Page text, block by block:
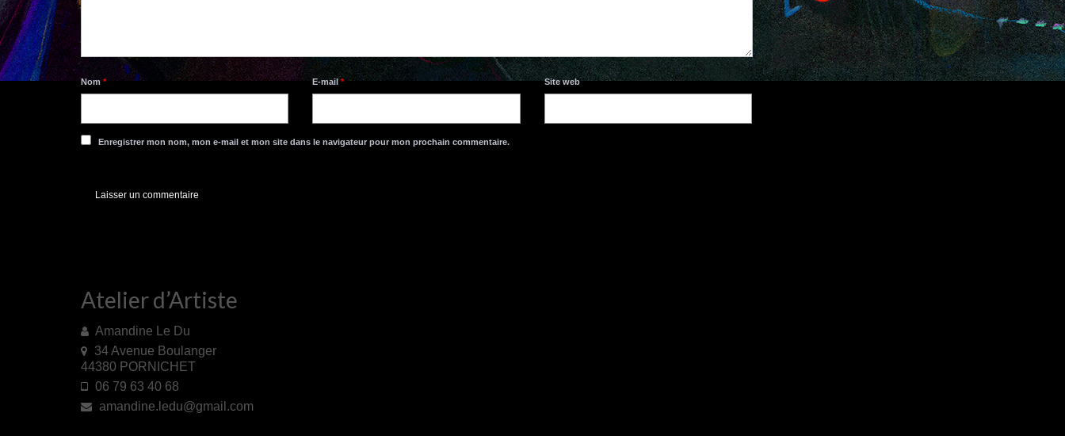
Nom* E-mail* Site web
Enregistrer mon nom, mon e-mail et mon site dans le navigateur pour mon prochain commentaire.
Atelier d’Artiste
Amandine Le Du
34 Avenue Boulanger
44380 PORNICHET
06 79 63 40 68
amandine.ledu@gmail.com